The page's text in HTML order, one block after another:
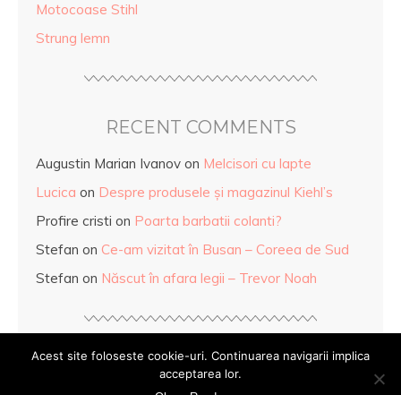
Motocoase Stihl
Strung lemn
RECENT COMMENTS
Augustin Marian Ivanov on Melcisori cu lapte
Lucica on Despre produsele și magazinul Kiehl’s
Profire cristi on Poarta barbatii colanti?
Stefan on Ce-am vizitat în Busan – Coreea de Sud
Stefan on Născut în afara legii – Trevor Noah
Mihaela Anghel2026. Powered by
Acest site foloseste cookie-uri. Continuarea navigarii implica
acceptarea lor.